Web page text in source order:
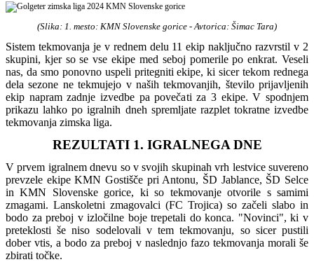
(Slika: 1. mesto: KMN Slovenske gorice - Avtorica: Šimac Tara)
Sistem tekmovanja je v rednem delu 11 ekip naključno razvrstil v 2
skupini, kjer so se vse ekipe med seboj pomerile po enkrat. Veseli
nas, da smo ponovno uspeli pritegniti ekipe, ki sicer tekom rednega
dela sezone ne tekmujejo v naših tekmovanjih, število prijavljenih
ekip napram zadnje izvedbe pa povečati za 3 ekipe. V spodnjem
prikazu lahko po igralnih dneh spremljate razplet tokratne izvedbe
tekmovanja zimska liga.
REZULTATI 1. IGRALNEGA DNE
V prvem igralnem dnevu so v svojih skupinah vrh lestvice suvereno
prevzele ekipe KMN Gostišče pri Antonu, ŠD Jablance, ŠD Selce
in KMN Slovenske gorice, ki so tekmovanje otvorile s samimi
zmagami. Lanskoletni zmagovalci (FC Trojica) so začeli slabo in
bodo za preboj v izločilne boje trepetali do konca. "Novinci", ki v
preteklosti še niso sodelovali v tem tekmovanju, so sicer pustili
dober vtis, a bodo za preboj v naslednjo fazo tekmovanja morali še
zbirati točke.